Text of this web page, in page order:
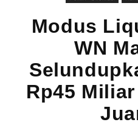
Modus
WN
Rp45